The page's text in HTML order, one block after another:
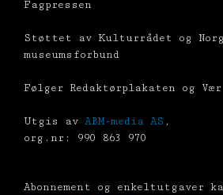
Fagpressen
Støttet av Kulturrådet og
museumsforbund
Følger Redaktørplakaten og
Utgis av ABM-media AS ,
org.nr: 990 863 970
Abonnement og enkeltutgaver